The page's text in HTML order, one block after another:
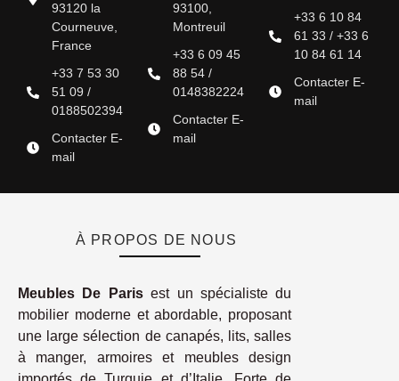
93120 la
Courneuve,
France
+33 7 53 30
51 09 /
0188502394
Contacter E-
mail
93100,
Montreuil
+33 6 09 45
88 54 /
0148382224
Contacter E-
mail
+33 6 10 84
61 33 / +33 6
10 84 61 14
Contacter E-
mail
À PROPOS DE NOUS
Meubles De Parisest un spécialiste du
mobilier moderne et abordable, proposant
une large sélection de canapés, lits, salles
à manger, armoires et meubles design